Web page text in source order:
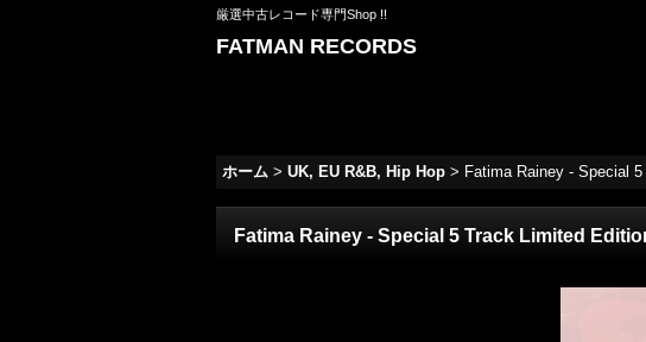
厳選中古レコード専門Shop !!
FATMAN RECORDS
ホーム > UK, EU R&B, Hip Hop > Fatima Rainey - Special
Fatima Rainey - Special 5 Track Limited